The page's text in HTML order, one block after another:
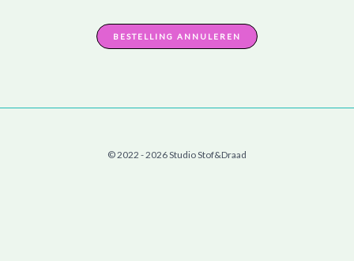
BESTELLING ANNULEREN
© 2022 - 2026 Studio Stof&Draad